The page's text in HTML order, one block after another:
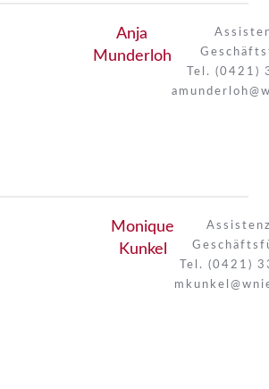
Anja
Munderloh
Tel. (0421)
Monique
Kunkel
Tel. (0421)